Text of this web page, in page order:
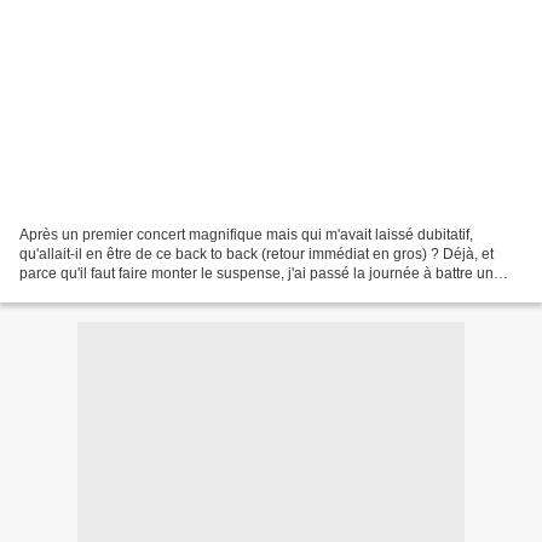
Après un premier concert magnifique mais qui m'avait laissé dubitatif,
qu'allait-il en être de ce back to back (retour immédiat en gros) ? Déjà, et
parce qu'il faut faire monter le suspense, j'ai passé la journée à battre un